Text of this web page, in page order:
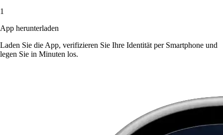
1
App herunterladen
Laden Sie die App, verifizieren Sie Ihre Identität per Smartphone und
legen Sie in Minuten los.